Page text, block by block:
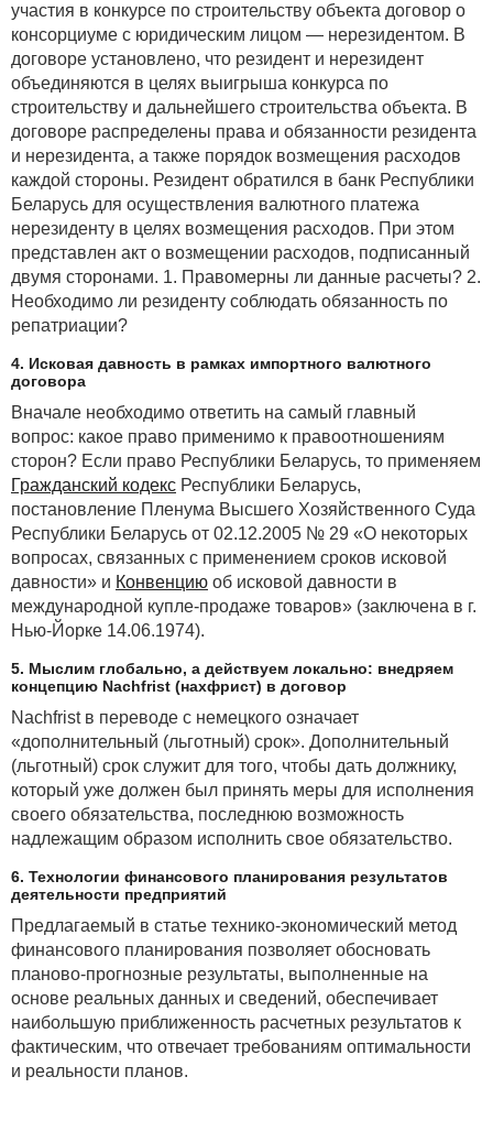
участия в конкурсе по строительству объекта договор о
консорциуме с юридическим лицом — нерезидентом. В
договоре установлено, что резидент и нерезидент
объединяются в целях выигрыша конкурса по
строительству и дальнейшего строительства объекта. В
договоре распределены права и обязанности резидента
и нерезидента, а также порядок возмещения расходов
каждой стороны. Резидент обратился в банк Республики
Беларусь для осуществления валютного платежа
нерезиденту в целях возмещения расходов. При этом
представлен акт о возмещении расходов, подписанный
двумя сторонами. 1. Правомерны ли данные расчеты? 2.
Необходимо ли резиденту соблюдать обязанность по
репатриации?
4. Исковая давность в рамках импортного валютного
договора
Вначале необходимо ответить на самый главный
вопрос: какое право применимо к правоотношениям
сторон? Если право Республики Беларусь, то применяем
Гражданский кодекс Республики Беларусь,
постановление Пленума Высшего Хозяйственного Суда
Республики Беларусь от 02.12.2005 № 29 «О некоторых
вопросах, связанных с применением сроков исковой
давности» и Конвенцию об исковой давности в
международной купле-продаже товаров» (заключена в г.
Нью-Йорке 14.06.1974).
5. Мыслим глобально, а действуем локально: внедряем
концепцию Nachfrist (нахфрист) в договор
Nachfrist в переводе с немецкого означает
«дополнительный (льготный) срок». Дополнительный
(льготный) срок служит для того, чтобы дать должнику,
который уже должен был принять меры для исполнения
своего обязательства, последнюю возможность
надлежащим образом исполнить свое обязательство.
6. Технологии финансового планирования результатов
деятельности предприятий
Предлагаемый в статье технико-экономический метод
финансового планирования позволяет обосновать
планово-прогнозные результаты, выполненные на
основе реальных данных и сведений, обеспечивает
наибольшую приближенность расчетных результатов к
фактическим, что отвечает требованиям оптимальности
и реальности планов.